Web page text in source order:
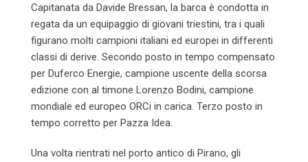
Capitanata da Davide Bressan, la barca è condotta in
regata da un equipaggio di giovani triestini, tra i quali
figurano molti campioni italiani ed europei in differenti
classi di derive. Secondo posto in tempo compensato
per Duferco Energie, campione uscente della scorsa
edizione con al timone Lorenzo Bodini, campione
mondiale ed europeo ORCi in carica. Terzo posto in
tempo corretto per Pazza Idea.
Una volta rientrati nel porto antico di Pirano, gli